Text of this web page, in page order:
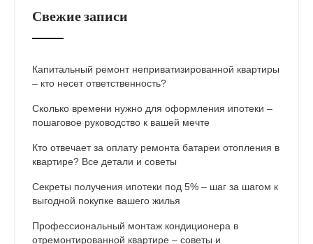
Свежие записи
Капитальный ремонт неприватизированной квартиры
– кто несет ответственность?
Сколько времени нужно для оформления ипотеки –
пошаговое руководство к вашей мечте
Кто отвечает за оплату ремонта батареи отопления в
квартире? Все детали и советы
Секреты получения ипотеки под 5% – шаг за шагом к
выгодной покупке вашего жилья
Профессиональный монтаж кондиционера в
отремонтированной квартире – советы и